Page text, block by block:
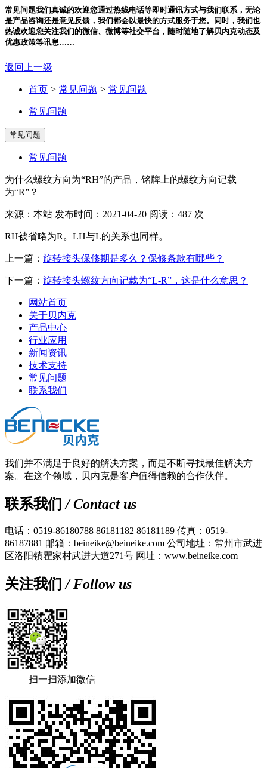
常见问题我们真诚的欢迎您通过热线电话等即时通讯方式与我们联系，无论
是产品咨询还是意见反馈，我们都会以最快的方式服务于您。同时，我们也
热诚欢迎您关注我们的微信、微博等社交平台，随时随地了解贝内克动态及
优惠政策等讯息……
返回上一级
首页 > 常见问题 > 常见问题
常见问题
常见问题
常见问题
为什么螺纹方向为“RH”的产品，铭牌上的螺纹方向记载
为“R”？
来源：本站 发布时间：2021-04-20 阅读：487 次
RH被省略为R。LH与L的关系也同样。
上一篇： 旋转接头保修期是多久？保修条款有哪些？
下一篇： 旋转接头螺纹方向记载为“L-R”，这是什么意思？
网站首页
关于贝内克
产品中心
行业应用
新闻资讯
技术支持
常见问题
联系我们
我们并不满足于良好的解决方案，而是不断寻找最佳解决方
案。在这个领域，贝内克是客户值得信赖的合作伙伴。
联系我们 / Contact us
电话：0519-86180788 86181182 86181189 传真：0519-
86187881 邮箱：beineike@beineike.com 公司地址：常州市武进
区洛阳镇瞿家村武进大道271号 网址：www.beineike.com
关注我们 / Follow us
扫一扫添加微信